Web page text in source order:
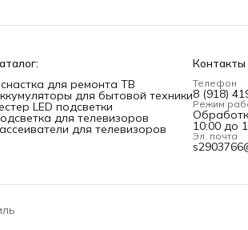
для ремонта ТВ
для бытовой техники
LED подсветки
для телевизоров
для телевизоров
Контакты
Телефон
8 (918)
Режим
Обработка заказов
10:00
Эл. почта